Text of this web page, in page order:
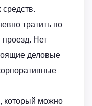
тратить по
Нет
деловые
который можно